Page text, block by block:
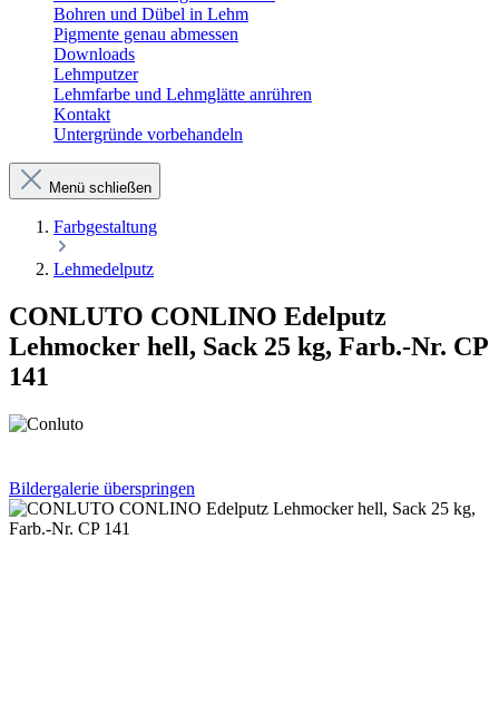
Bohren und Dübel in Lehm​
Pigmente genau abmessen
Downloads
Lehmputzer
Lehmfarbe und Lehmglätte anrühren
Kontakt
Untergründe vorbehandeln
Menü schließen
Farbgestaltung
Lehmedelputz
CONLUTO CONLINO Edelputz
Lehmocker hell, Sack 25 kg, Farb.-Nr. CP
141
Bildergalerie überspringen